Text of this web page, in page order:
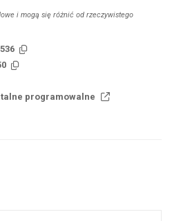
i mogą się różnić od rzeczywistego
programowalne